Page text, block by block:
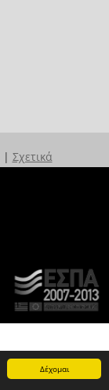
Δέχομαι
| Σχετικά